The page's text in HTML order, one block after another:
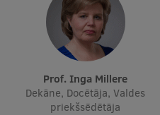
Par RSU
Studiju norises vietas
Prof. Inga Millere
Dekāne, Docētāja, Valdes
priekšsēdētāja